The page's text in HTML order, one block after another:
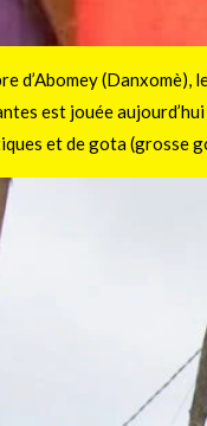
d’Abomey (Danxomè),
est jouée
et de gota (grosse